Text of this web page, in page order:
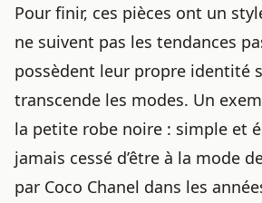
Pour finir, ces pièces ont un
ne suivent pas les tendances
possèdent leur propre identité
transcende les modes. Un
la petite robe noire : simple et
jamais cessé d’être à la mode
par Coco Chanel dans les